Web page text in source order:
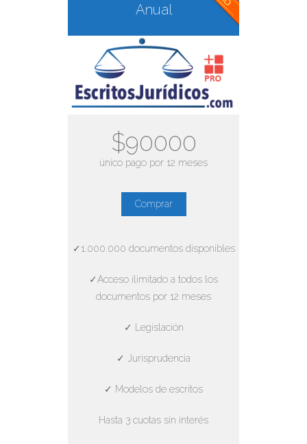
Anual
$90000
único pago por 12 meses
Comprar
✓1.000.000 documentos disponibles
✓Acceso ilimitado a todos los
documentos por 12 meses
✓ Legislación
✓ Jurisprudencia
✓ Modelos de escritos
Hasta 3 cuotas sin interés